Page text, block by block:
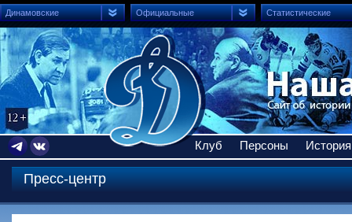
Динамовские Официальные Статистические
Клуб Персоны История
Пресс-центр